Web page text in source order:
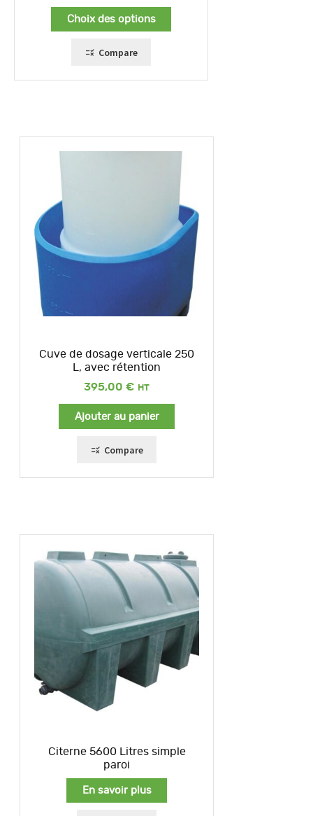
Choix des options
Compare
Cuve de dosage verticale 250
L, avec rétention
395,00 €
Ajouter au panier
Compare
Citerne 5600 Litres simple
paroi
En savoir plus